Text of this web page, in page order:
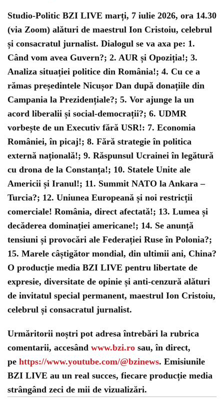
Studio-Politic BZI LIVE marți, 7 iulie 2026, ora 14.30
(via Zoom) alături de maestrul Ion Cristoiu, celebrul
și consacratul jurnalist. Dialogul se va axa pe: 1.
Când vom avea Guvern?; 2. AUR și Opoziția!; 3.
Analiza situației politice din România!; 4. Cu ce a
rămas președintele Nicușor Dan după donațiile din
Campania la Prezidențiale?; 5. Vor ajunge la un
acord liberalii și social-democrații?; 6. UDMR
vorbește de un Executiv fără USR!: 7. Economia
României, în picaj!; 8. Fără strategie în politica
externă națională!; 9. Răspunsul Ucrainei în legătură
cu drona de la Constanța!; 10. Statele Unite ale
Americii și Iranul!; 11. Summit NATO la Ankara –
Turcia?; 12. Uniunea Europeană și noi restricții
comerciale! România, direct afectată!; 13. Lumea și
decăderea dominației americane!; 14. Se anunță
tensiuni și provocări ale Federației Ruse în Polonia?;
15. Marele câștigător mondial, din ultimii ani, China?
O producție media BZI LIVE pentru libertate de
expresie, diversitate de opinie și anti-cenzură alături
de invitatul special permanent, maestrul Ion Cristoiu,
celebrul și consacratul jurnalist.
Urmăritorii noștri pot adresa întrebări la rubrica
comentarii, accesând www.bzi.ro sau, în direct,
pe https://www.youtube.com/@bzinews. Emisiunile
BZI LIVE au un real succes, fiecare producție media
strângând zeci de mii de vizualizări.